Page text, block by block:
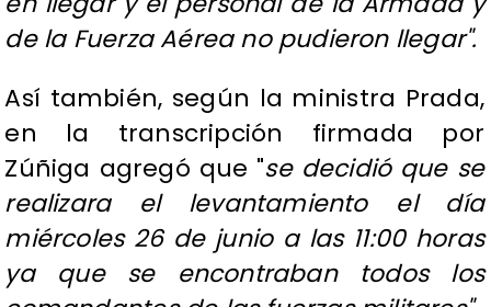
de la Fuerza Aérea no pudieron llegar".
Así también, según la ministra Prada,
en la transcripción firmada por
Zúñiga agregó que "se decidió que se
realizara el levantamiento el día
miércoles 26 de junio a las 11:00 horas
ya que se encontraban todos los